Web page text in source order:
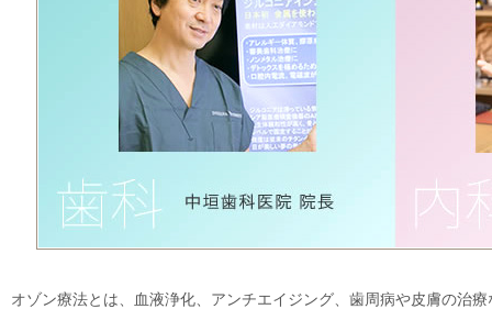
オゾン療法とは、血液浄化、アンチエイジング、歯周病や皮膚の治